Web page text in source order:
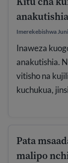
anakutishia
Imerekebishwa
Inaweza
anakutishia.
vitisho na
kuchukua,
Pata
malipo